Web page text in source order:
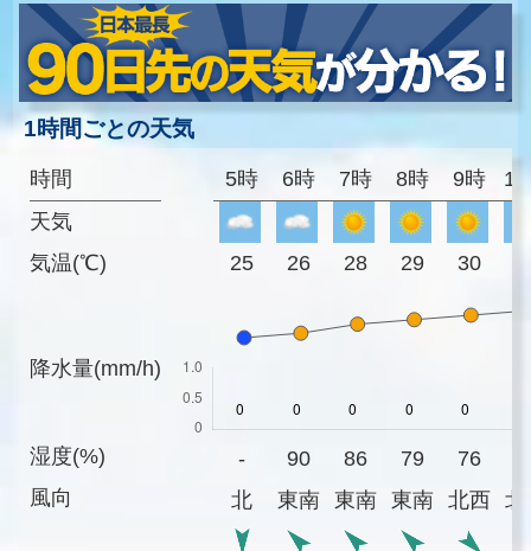
1時間ごとの天気
時間
天気
気温(℃)
降水量(mm/h)
湿度(%)
風向
5時 6時 7時 8時 9時
25 26 28 29 30
- 90 86 79 76
北
東南 東南 東南 北西 北